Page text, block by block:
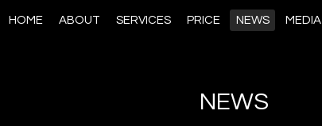
HOME ABOUT SERVICES PRICE NEWS MEDIA
NEWS